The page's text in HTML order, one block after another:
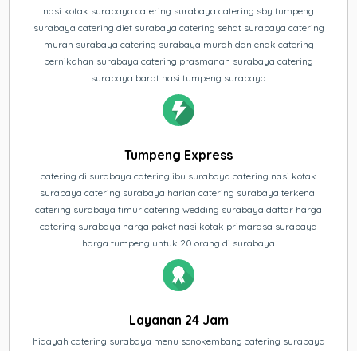
nasi kotak surabaya catering surabaya catering sby tumpeng
surabaya catering diet surabaya catering sehat surabaya catering
murah surabaya catering surabaya murah dan enak catering
pernikahan surabaya catering prasmanan surabaya catering
surabaya barat nasi tumpeng surabaya
Tumpeng Express
catering di surabaya catering ibu surabaya catering nasi kotak
surabaya catering surabaya harian catering surabaya terkenal
catering surabaya timur catering wedding surabaya daftar harga
catering surabaya harga paket nasi kotak primarasa surabaya
harga tumpeng untuk 20 orang di surabaya
Layanan 24 Jam
hidayah catering surabaya menu sonokembang catering surabaya